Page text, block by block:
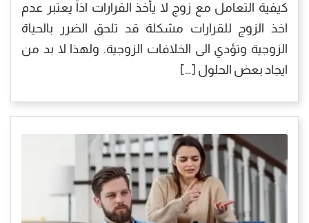
كيفية التعامل مع زوج لا يأخذ القرارات اذاً يعتبر عدم
اخذ الزوج للقرارات مشكلة قد تلحق الضرر بالحياة
الزوجية وتؤدي الى الخلافات الزوجية. ولهذا لا بد من
ايجاد بعض الحلول […]